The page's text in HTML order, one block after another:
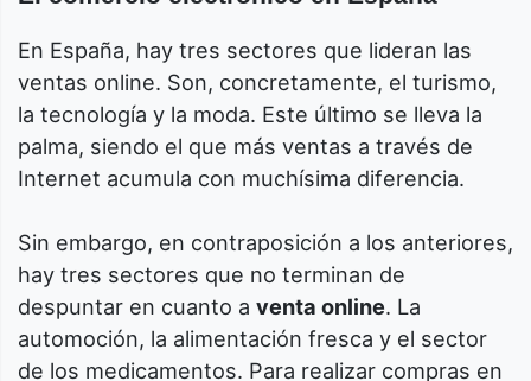
En España, hay tres sectores que lideran las
ventas online. Son, concretamente, el turismo,
la tecnología y la moda. Este último se lleva la
palma, siendo el que más ventas a través de
Internet acumula con muchísima diferencia.
Sin embargo, en contraposición a los anteriores,
hay tres sectores que no terminan de
despuntar en cuanto a venta online. La
automoción, la alimentación fresca y el sector
de los medicamentos. Para realizar compras en